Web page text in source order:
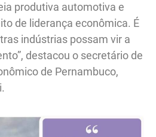
produtiva automotiva e
de liderança econômica. É
indústrias possam vir a
destacou o secretário de
de Pernambuco,